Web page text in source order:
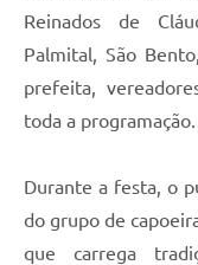
Reinados de
Palmital, São
prefeita,
toda a programação.
Durante a festa, o
do grupo de
que carrega